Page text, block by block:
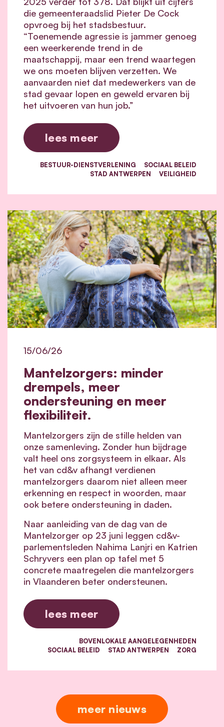
die gemeenteraadslid Pieter De Cock
opvroeg bij het stadsbestuur.
“Toenemende agressie is jammer genoeg
een weerkerende trend in de
maatschappij, maar een trend waartegen
we ons moeten blijven verzetten. We
aanvaarden niet dat medewerkers van de
stad gevaar lopen en geweld ervaren bij
het uitvoeren van hun job.”
lees meer
BESTUUR-DIENSTVERLENING
SOCIAAL BELEID
STAD ANTWERPEN
VEILIGHEID
Mantelzorgers: minder
drempels, meer
ondersteuning en meer
flexibiliteit.
15/06/26
Mantelzorgers zijn de stille helden van
onze samenleving. Zonder hun bijdrage
valt heel ons zorgsysteem in elkaar. Als
het van cd&v afhangt verdienen
mantelzorgers daarom niet alleen meer
erkenning en respect in woorden, maar
ook betere ondersteuning in daden.
Naar aanleiding van de dag van de
Mantelzorger op 23 juni leggen cd&v-
parlementsleden Nahima Lanjri en Katrien
Schryvers een plan op tafel met 5
concrete maatregelen die mantelzorgers
in Vlaanderen beter ondersteunen.
lees meer
BOVENLOKALE AANGELEGENHEDEN
SOCIAAL BELEID
STAD ANTWERPEN ZORG
meer nieuws